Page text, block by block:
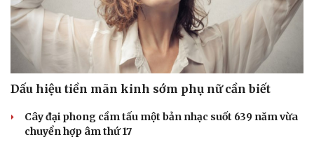
Dấu hiệu tiền mãn kinh sớm phụ nữ cần biết
Cây đại phong cầm tấu một bản nhạc suốt 639 năm vừa
chuyển hợp âm thứ 17